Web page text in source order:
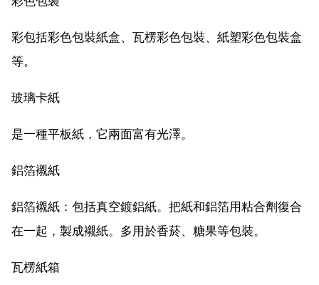
彩包括彩色包裝紙盒、瓦楞彩色包裝、紙塑彩色包裝盒
等。
玻璃卡紙
是一種平板紙，它兩面富有光澤。
鋁箔襯紙
鋁箔襯紙：包括真空鍍鋁紙。把紙和鋁箔用粘合劑復合
在一起，製成襯紙。多用於香菸、糖果等包裝。
瓦楞紙箱